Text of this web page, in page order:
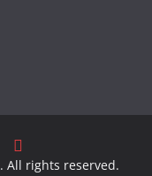
. All rights reserved.